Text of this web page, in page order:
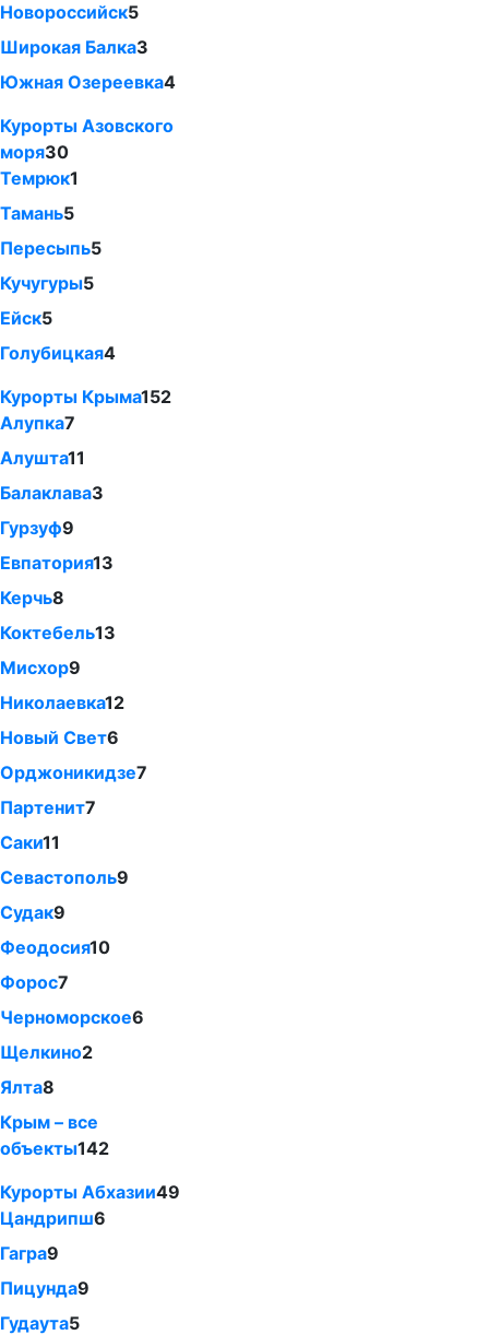
Новороссийск5
Широкая Балка3
Южная Озереевка4
Курорты Азовского
моря30
Темрюк1
Тамань5
Пересыпь5
Кучугуры5
Ейск5
Голубицкая4
Курорты Крыма152
Алупка7
Алушта11
Балаклава3
Гурзуф9
Евпатория13
Керчь8
Коктебель13
Мисхор9
Николаевка12
Новый Свет6
Орджоникидзе7
Партенит7
Саки11
Севастополь9
Судак9
Феодосия10
Форос7
Черноморское6
Щелкино2
Ялта8
Крым – все
объекты142
Курорты Абхазии49
Цандрипш6
Гагра9
Пицунда9
Гудаута5